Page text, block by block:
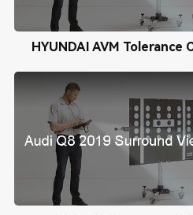
HYUNDAI AVM Tolerance